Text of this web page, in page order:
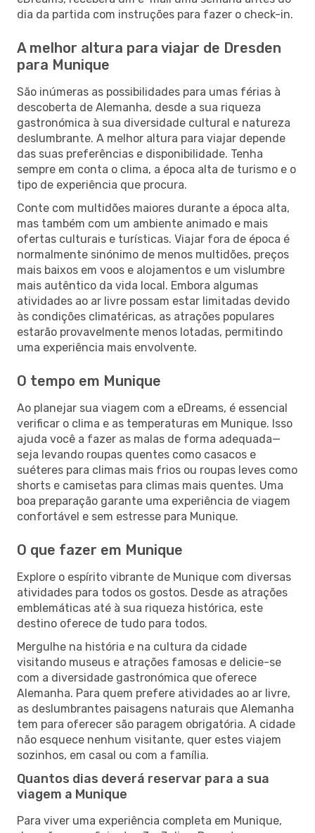
dia da partida com instruções para fazer o check-in.
A melhor altura para viajar de Dresden
para Munique
São inúmeras as possibilidades para umas férias à
descoberta de Alemanha, desde a sua riqueza
gastronómica à sua diversidade cultural e natureza
deslumbrante. A melhor altura para viajar depende
das suas preferências e disponibilidade. Tenha
sempre em conta o clima, a época alta de turismo e o
tipo de experiência que procura.
Conte com multidões maiores durante a época alta,
mas também com um ambiente animado e mais
ofertas culturais e turísticas. Viajar fora de época é
normalmente sinónimo de menos multidões, preços
mais baixos em voos e alojamentos e um vislumbre
mais autêntico da vida local. Embora algumas
atividades ao ar livre possam estar limitadas devido
às condições climatéricas, as atrações populares
estarão provavelmente menos lotadas, permitindo
uma experiência mais envolvente.
O tempo em Munique
Ao planejar sua viagem com a eDreams, é essencial
verificar o clima e as temperaturas em Munique. Isso
ajuda você a fazer as malas de forma adequada—
seja levando roupas quentes como casacos e
suéteres para climas mais frios ou roupas leves como
shorts e camisetas para climas mais quentes. Uma
boa preparação garante uma experiência de viagem
confortável e sem estresse para Munique.
O que fazer em Munique
Explore o espírito vibrante de Munique com diversas
atividades para todos os gostos. Desde as atrações
emblemáticas até à sua riqueza histórica, este
destino oferece de tudo para todos.
Mergulhe na história e na cultura da cidade
visitando museus e atrações famosas e delicie-se
com a diversidade gastronómica que oferece
Alemanha. Para quem prefere atividades ao ar livre,
as deslumbrantes paisagens naturais que Alemanha
tem para oferecer são paragem obrigatória. A cidade
não esquece nenhum visitante, quer estes viajem
sozinhos, em casal ou com a família.
Quantos dias deverá reservar para a sua
viagem a Munique
Para viver uma experiência completa em Munique,